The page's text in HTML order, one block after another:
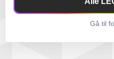
Gå til